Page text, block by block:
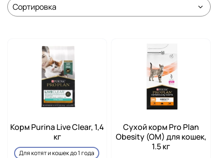
Корм Purina Live Clear, 1,4
кг
Для котят и кошек до 1 года
Сухой корм Pro Plan
Obesity (OM) для кошек,
1.5 кг